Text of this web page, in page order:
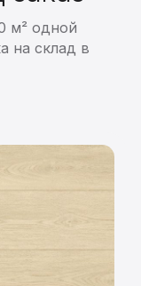
м² одной
на склад в